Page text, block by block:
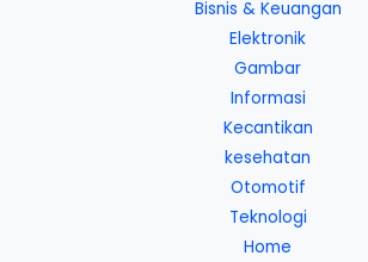
Bisnis & Keuangan
Elektronik
Gambar
Informasi
Kecantikan
kesehatan
Otomotif
Teknologi
Home